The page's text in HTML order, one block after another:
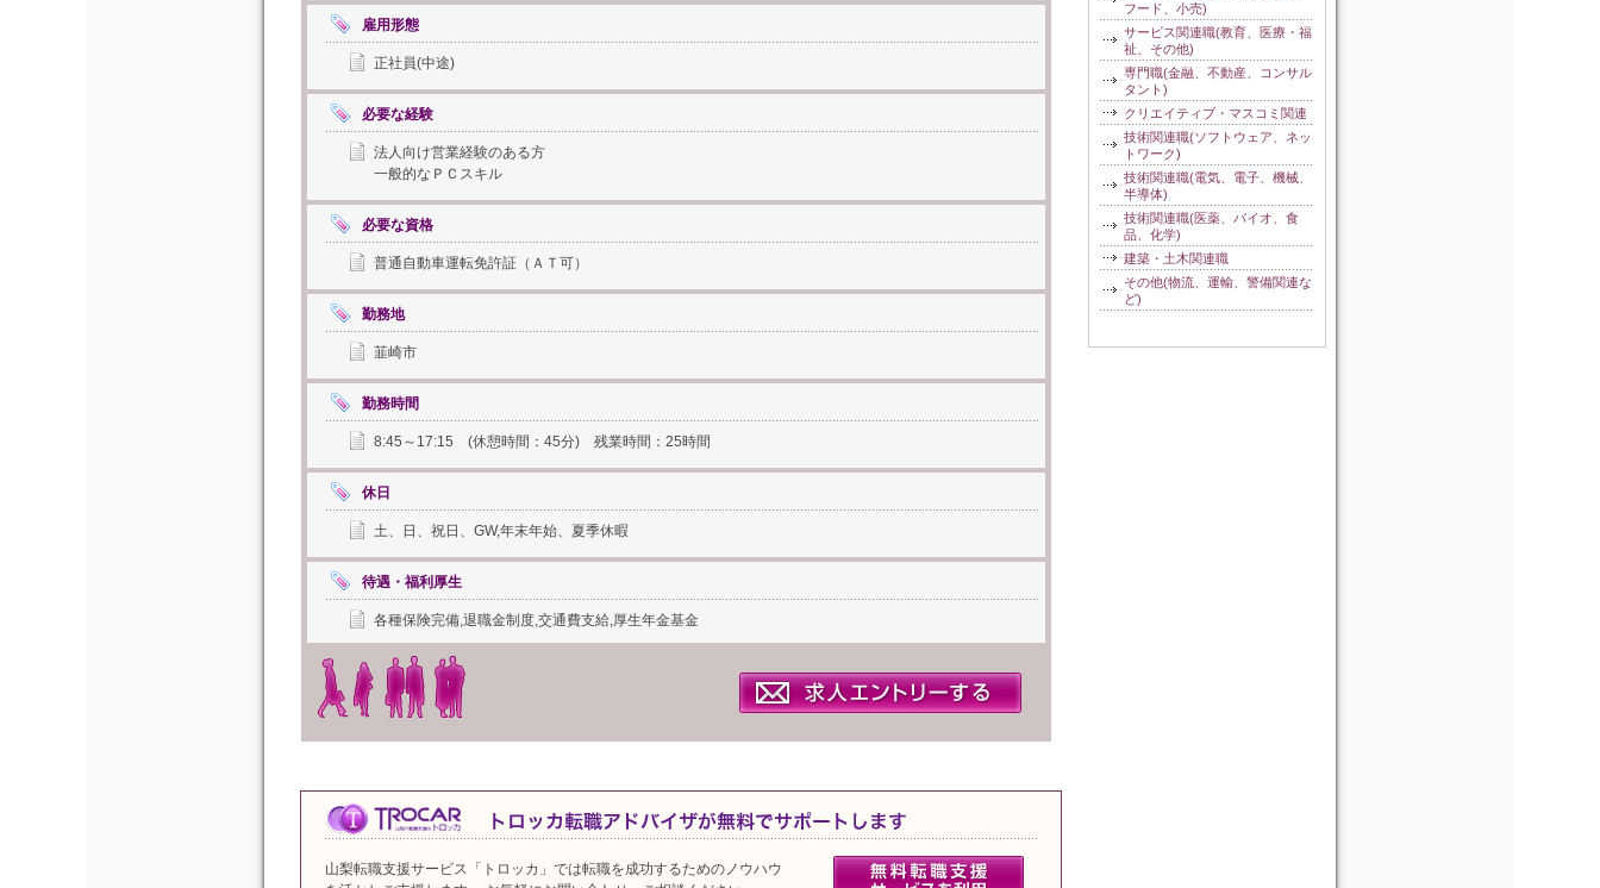
雇用形態
正社員(中途)
必要な経験
法人向け営業経験のある方
一般的なＰＣスキル
必要な資格
普通自動車運転免許証（ＡＴ可）
勤務地
韮崎市
勤務時間
8:45～17:15 (休憩時間：45分) 残業時間：25時間
休日
土、日、祝日、GW,年末年始、夏季休暇
待遇・福利厚生
各種保険完備,退職金制度,交通費支給,厚生年金基金
フード、小売)
サービス関連職(教育、医療・福
祉、その他)
専門職(金融、不動産、コンサル
タント)
クリエイティブ・マスコミ関連
技術関連職(ソフトウェア、ネッ
トワーク)
技術関連職(電気、電子、機械、
半導体)
技術関連職(医薬、バイオ、食
品、化学)
建築・土木関連職
その他(物流、運輸、警備関連な
ど)
山梨転職支援サービス「トロッカ」では転職を成功するためのノウハウ